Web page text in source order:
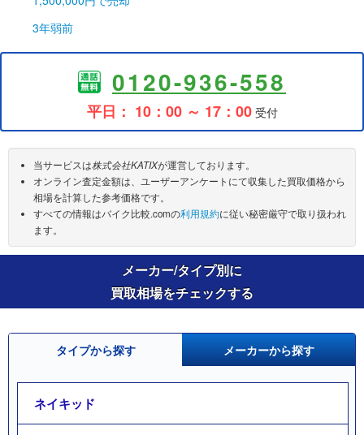
3年弱前
0120-936-558
平日： 10：00 ～ 17：00受付
当サービスは株式会社KATIXが運営しております。
オンライン査定金額は、ユーザーアンケートにて収集した買取価格から
相場を計算した参考価格です。
すべての情報はバイク比較.comの利用規約に従い秘密厳守で取り扱われ
ます。
メーカー/タイプ別に
買取相場をチェックする
タイプから探す メーカーから探す
ネイキッド